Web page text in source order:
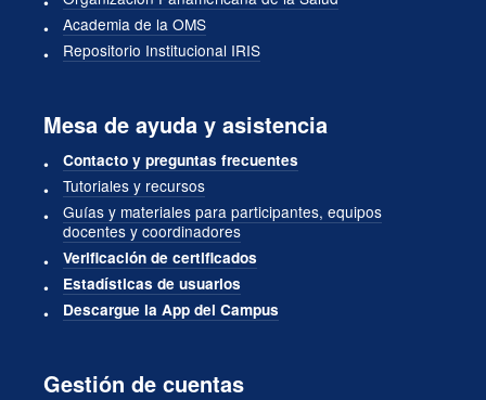
Academia de la OMS
Repositorio Institucional IRIS
Mesa de ayuda y asistencia
Contacto y preguntas frecuentes
Tutoriales y recursos
Guías y materiales para participantes, equipos
docentes y coordinadores
Verificación de certificados
Estadísticas de usuarios
Descargue la App del Campus
Gestión de cuentas